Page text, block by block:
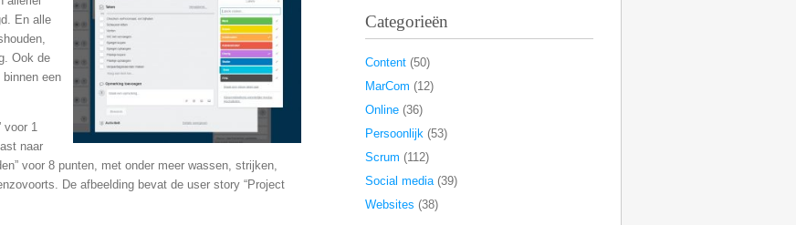
En alle
Ook de
een
voor 1
naar
voor 8 punten, met onder meer wassen, strijken,
De afbeelding bevat de user story “Project
Categorieën
Content (50)
MarCom (12)
Online (36)
Persoonlijk (53)
Scrum (112)
Social media(39)
Websites (38)